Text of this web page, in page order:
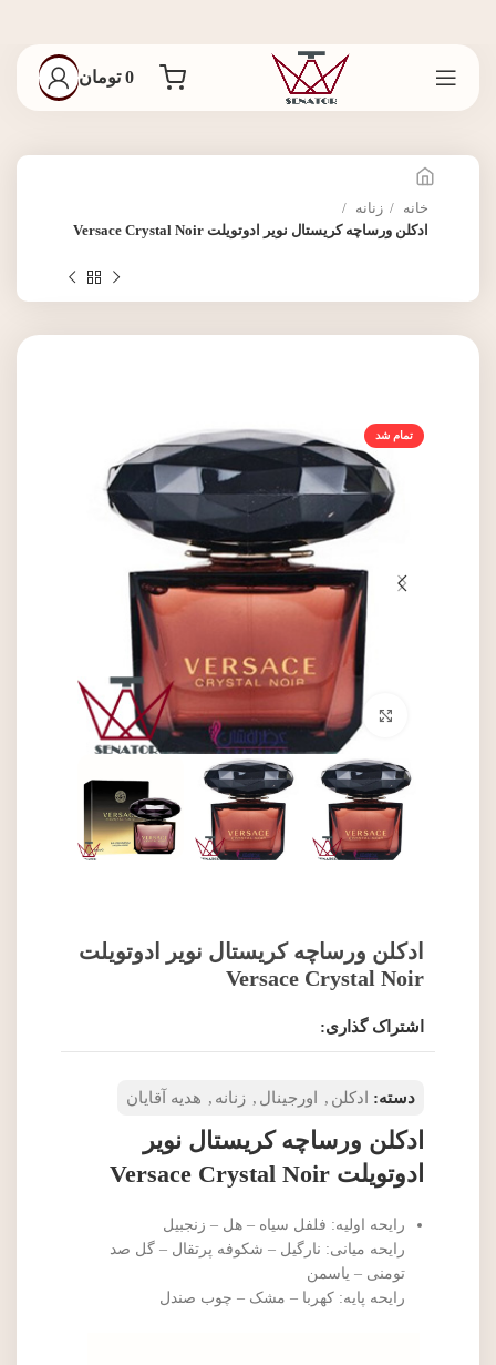
0 تومان
خانه
زنانه
ادکلن ورساچه کریستال نویر ادوتویلت Versace Crystal Noir
تمام شد
برای بزرگنمایی کلیک کنید
ادکلن ورساچه کریستال نویر ادوتویلت
Versace Crystal Noir
اشتراک گذاری:
دسته: ادکلن , اورجینال , زنانه , هدیه آقایان
ادکلن ورساچه کریستال نویر
ادوتویلت Versace Crystal Noir
رایحه اولیه: فلفل سیاه – هل – زنجبیل
رایحه میانی: نارگیل – شکوفه پرتقال – گل صد
تومنی – یاسمن
رایحه پایه: کهربا – مشک – چوب صندل